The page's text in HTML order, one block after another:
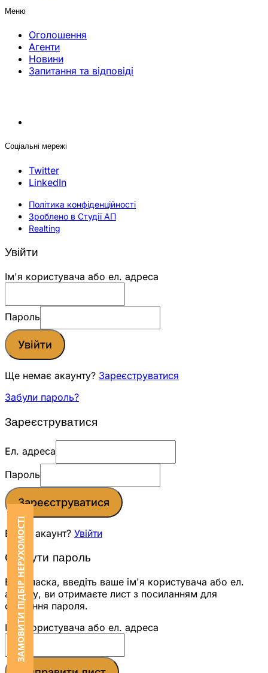
Меню
Оголошення
Агенти
Новини
Запитання та відповіді
Соціальні мережі
Twitter
LinkedIn
Політика конфіденційності
Зроблено в Студії АП
Realting
ЗАМОВИТИ ПІДБІР НЕРУХОМОСТІ
Увійти
Ім'я користувача або ел. адреса
Пароль
Увійти
Ще немає акаунту? Зареєструватися
Забули пароль?
Зареєструватися
Ел. адреса
Пароль
Зареєструватися
Вже є акаунт? Увійти
Скинути пароль
Будь ласка, введіть ваше ім'я користувача або ел.
адресу, ви отримаєте лист з посиланням для
скидання пароля.
Ім'я користувача або ел. адреса